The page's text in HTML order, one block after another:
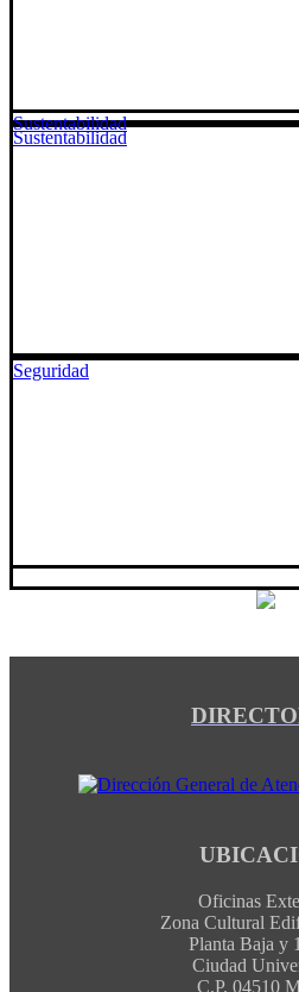
Sustentabilidad
Seguridad
Sustentabilidad
Oficinas
Zona Cultural
Planta Baja y
Ciudad
C.P. 04510